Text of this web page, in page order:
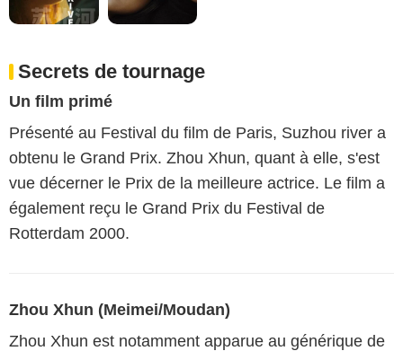
Secrets de tournage
Un film primé
Présenté au Festival du film de Paris, Suzhou river a
obtenu le Grand Prix. Zhou Xhun, quant à elle, s'est
vue décerner le Prix de la meilleure actrice. Le film a
également reçu le Grand Prix du Festival de
Rotterdam 2000.
Zhou Xhun (Meimei/Moudan)
Zhou Xhun est notamment apparue au générique de